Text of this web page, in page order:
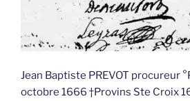
Jean Baptiste PREVOT procureur
octobre 1666 †Provins Ste Croix